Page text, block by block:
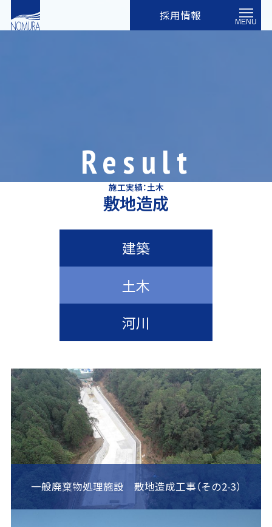
採用情報 MENU
Result
施工実績：土木
敷地造成
建築
土木
河川
一般廃棄物処理施設 敷地造成工事（その2-3）